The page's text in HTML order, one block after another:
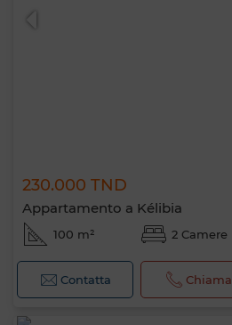
230.000 TND
Appartamento a Kélibia
100 m² 2 Camere
Contatta Chiama